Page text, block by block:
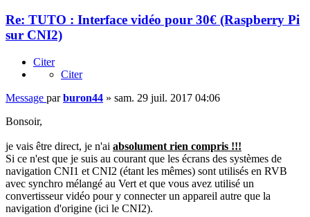
Re: TUTO : Interface vidéo pour 30€ (Raspberry Pi
sur CNI2)
Citer
Citer
Message parburon44 » sam. 29 juil. 2017 04:06
Bonsoir,
je vais être direct, je n'ai absolument rien compris !!!
Si ce n'est que je suis au courant que les écrans des systèmes de
navigation CNI1 et CNI2 (étant les mêmes) sont utilisés en RVB
avec synchro mélangé au Vert et que vous avez utilisé un
convertisseur vidéo pour y connecter un appareil autre que la
navigation d'origine (ici le CNI2).